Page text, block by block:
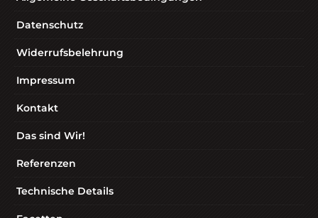
Datenschutz
Widerrufsbelehrung
Impressum
Kontakt
Das sind Wir!
Referenzen
Technische Details